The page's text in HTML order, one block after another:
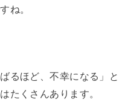
ね。
るほど、不幸になる」と
たくさんあります。